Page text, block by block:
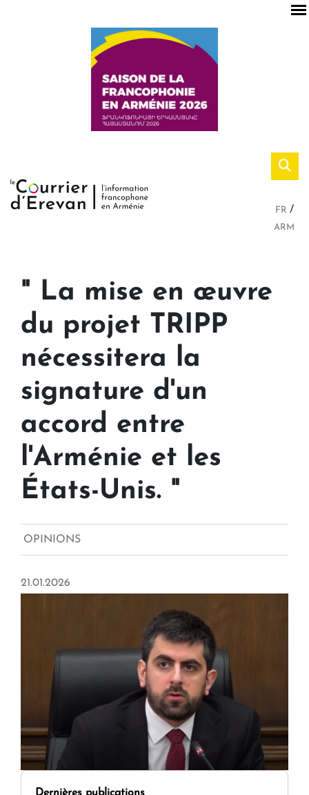
FR
ARM
" La mise en œuvre
du projet TRIPP
nécessitera la
signature d'un
accord entre
l'Arménie et les
États-Unis. "
OPINIONS
21.01.2026